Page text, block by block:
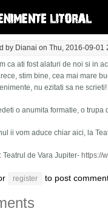
by Dianai on Thu, 2016-09-01
ca ati fost alaturi de noi si in
stim bine, cea mai mare
nu ezitati sa ne scrieti!
o anumita formatie, o
ii vom aduce chiar aici, la
Teatrul de Vara Jupiter- https://
register to post